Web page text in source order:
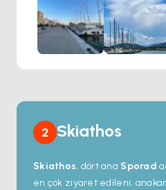
Yakındaki mağazalara,
bağlantılarına kolay erişim.
2 Skiathos
Skiathos, dört ana Sporad
en çok ziyaret edileni;